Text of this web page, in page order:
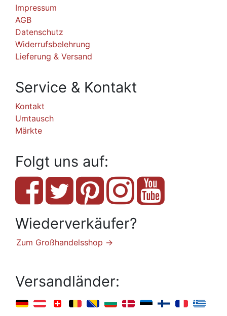
Impressum
AGB
Datenschutz
Widerrufsbelehrung
Lieferung & Versand
Service & Kontakt
Kontakt
Umtausch
Märkte
Folgt uns auf:
Wiederverkäufer?
Zum Großhandelsshop →
Versandländer: